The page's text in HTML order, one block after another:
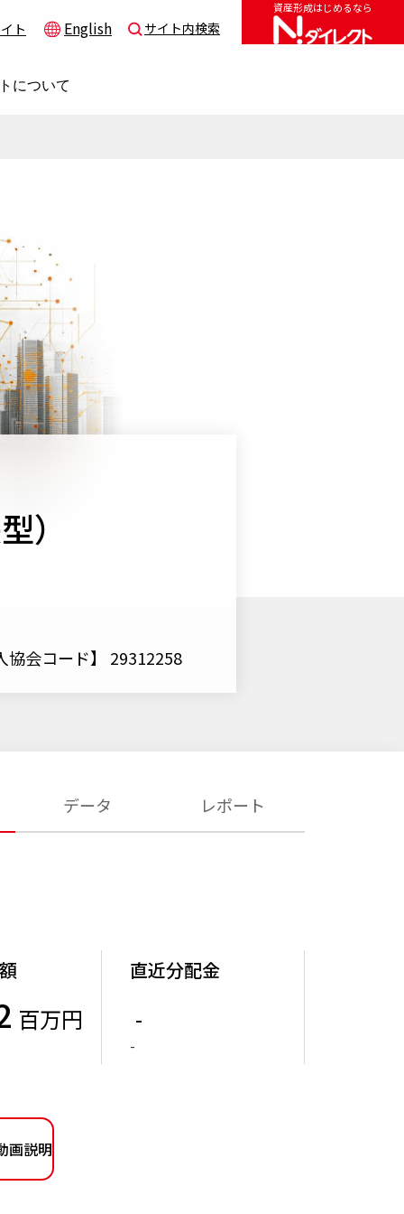
ト English サイト内検索
について
資産形成はじめるなら
）
協会コード】 29312258
データ レポート
百万円
直近分配金
-
-
画説明